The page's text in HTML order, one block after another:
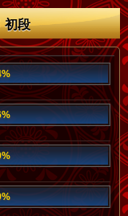
初段